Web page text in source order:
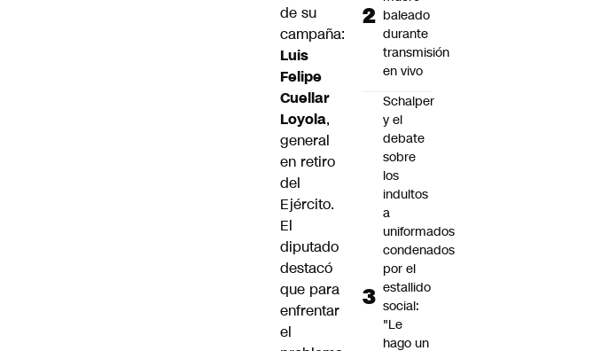
de su
campaña:
Luis
Felipe
Cuellar
Loyola,
general
en retiro
del
Ejército.
El
diputado
destacó
que para
enfrentar
el
baleado
durante
transmisión
en vivo
Schalper
y el
debate
sobre
los
indultos
a
uniformados
condenados
por el
estallido
social:
"Le
hago un